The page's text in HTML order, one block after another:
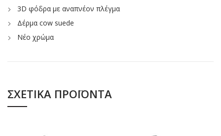
3D φόδρα με αναπνέον πλέγμα
Δέρμα cow suede
Νέο χρώμα
ΣΧΕΤΙΚΆ ΠΡΟΪΌΝΤΑ